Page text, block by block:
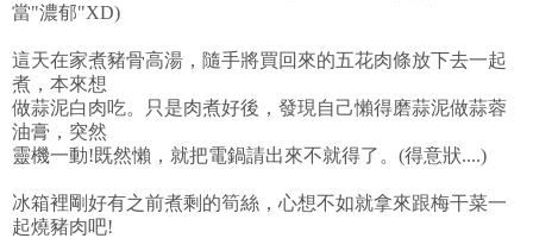
當"濃郁"XD)
這天在家煮豬骨高湯，隨手將買回來的五花肉條放下去一起
煮，本來想
做蒜泥白肉吃。只是肉煮好後，發現自己懶得磨蒜泥做蒜蓉
油膏，突然
靈機一動!既然懶，就把電鍋請出來不就得了。(得意狀....)
冰箱裡剛好有之前煮剩的筍絲，心想不如就拿來跟梅干菜一
起燒豬肉吧!